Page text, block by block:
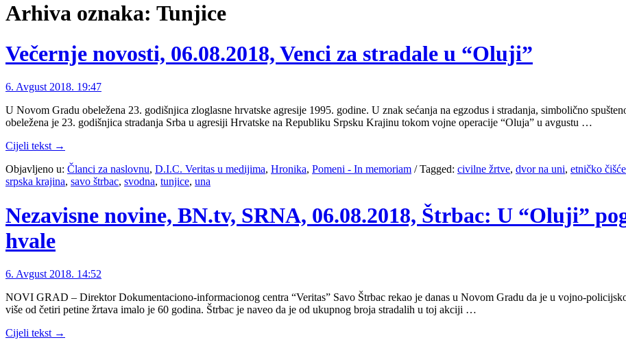
Arhiva oznaka: Tunjice
Večernje novosti, 06.08.2018, Venci za stradale u “Oluji”
6. Avgust 2018. 19:47
U Novom Gradu obeležena 23. godišnjica zloglasne hrvatske agresije 1995. godine. U znak sećanja na egzodus i stradanja, simbolično
obeležena je 23. godišnjica stradanja Srba u agresiji Hrvatske na Republiku Srpsku Krajinu tokom vojne operacije “Oluja” u avgustu …
Cijeli tekst →
Objavljeno u: Članci za naslovnu, D.I.C. Veritas u medijima, Hronika, Pomeni - In memoriam /Tagged: civilne žrtve, dvor na uni, etničko
srpska krajina, savo štrbac, svodna, tunjice, una
Nezavisne novine, BN.tv, SRNA, 06.08.2018, Štrbac: U “Oluji”
hvale
6. Avgust 2018. 14:52
NOVI GRAD – Direktor Dokumentaciono-informacionog centra “Veritas” Savo Štrbac rekao je danas u Novom Gradu da je u vojno-
više od četiri petine žrtava imalo je 60 godina. Štrbac je naveo da je od ukupnog broja stradalih u toj akciji …
Cijeli tekst →